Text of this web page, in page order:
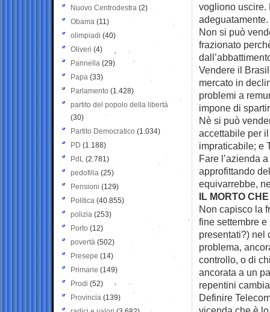
vogliono uscire.
adeguatamente.
Non si può
frazionato
Vendere il
mercato in
problemi a
impone di
Nè si può
accettabile per
impraticabile; e
Fare l’azienda
approfittando
equivarrebbe,
IL MORTO
Non capisco la
fine settembre e
presentati?) nel
problema,
controllo, o di
ancorata a un
repentini
Definire
Nuovo Centrodestra (2)
Obama (11)
olimpiadi (40)
Oliveri (4)
Pannella (29)
Papa (33)
Parlamento (1.428)
partito del popolo della libertà
(30)
Partito Democratico (1.034)
PD (1.188)
PdL (2.781)
pedofilia (25)
Pensioni (129)
Politica (40.855)
polizia (253)
Porto (12)
povertà (502)
Presepe (14)
Primarie (149)
Prodi (52)
Provincia (139)